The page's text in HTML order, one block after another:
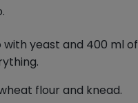
yeast and 400 ml of
flour and knead.